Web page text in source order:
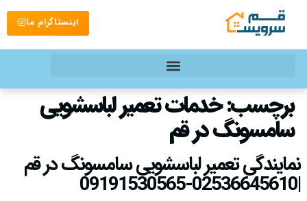
اینستاگرام ما
برچسب:خدمات تعمیر لباسشویی
سامسونگ در قم
نمایندگی تعمیر لباسشویی سامسونگ در قم
|02536645610-09191530565